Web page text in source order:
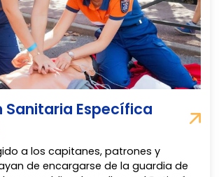
Sanitaria Específica
a los capitanes, patrones y
de encargarse de la guardia de